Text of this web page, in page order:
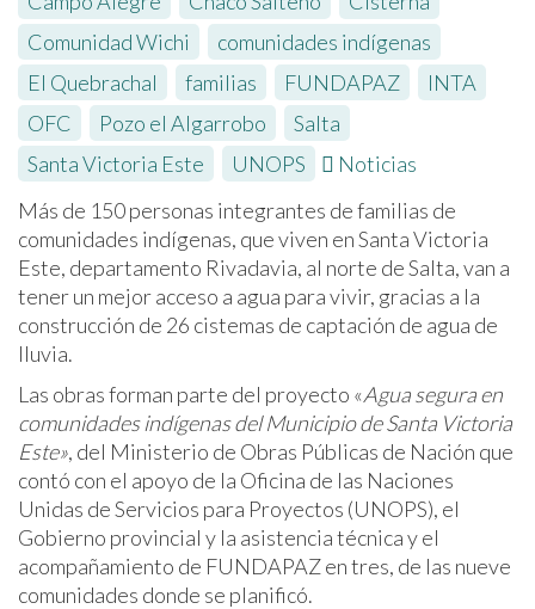
Comunidad Wichi
comunidades indígenas
El Quebrachal
familias FUNDAPAZ INTA
OFC
Pozo el Algarrobo Salta
Santa Victoria Este
UNOPS
Noticias
Más de 150 personas integrantes de familias de
comunidades indígenas, que viven en Santa Victoria
Este, departamento Rivadavia, al norte de Salta, van a
tener un mejor acceso a agua para vivir, gracias a la
construcción de 26 cistemas de captación de agua de
lluvia.
Las obras forman parte del proyecto «Agua segura en
comunidades indígenas del Municipio de Santa Victoria
Este», del Ministerio de Obras Públicas de Nación que
contó con el apoyo de la Oficina de las Naciones
Unidas de Servicios para Proyectos (UNOPS), el
Gobierno provincial y la asistencia técnica y el
acompañamiento de FUNDAPAZ en tres, de las nueve
comunidades donde se planificó.